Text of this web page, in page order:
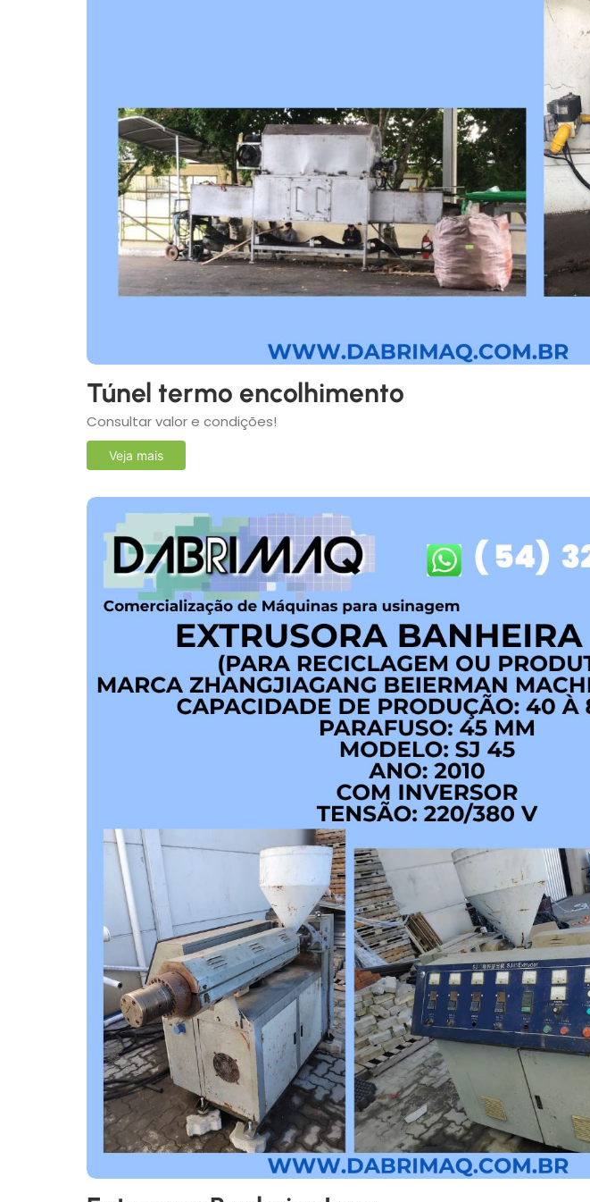
Túnel termo encolhimento
Consultar valor e condições!
Veja mais